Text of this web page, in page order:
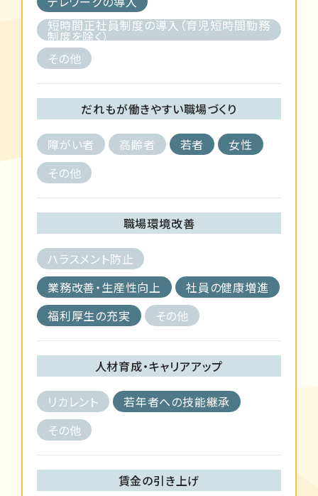
短時間正社員制度の導入（育児短時間勤務
制度を除く）
その他
だれもが働きやすい職場づくり
障がい者 高齢者 若者
女性
その他
職場環境改善
ハラスメント防止
業務改善・生産性向上
社員の健康増進
福利厚生の充実
その他
人材育成・キャリアアップ
リカレント
若年者への技能継承
その他
賃金の引き上げ